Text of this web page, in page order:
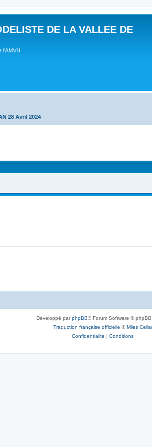
DE LA VALLEE DE
l'AMVH
28 Avril 2024
Développé parphpBB® Forum Software © phpBB
Traduction française officielle ©Miles Cellar
Confidentialité | Conditions